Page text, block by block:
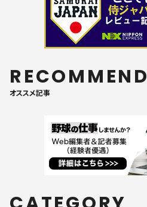
RECOMMEND
オススメ記事